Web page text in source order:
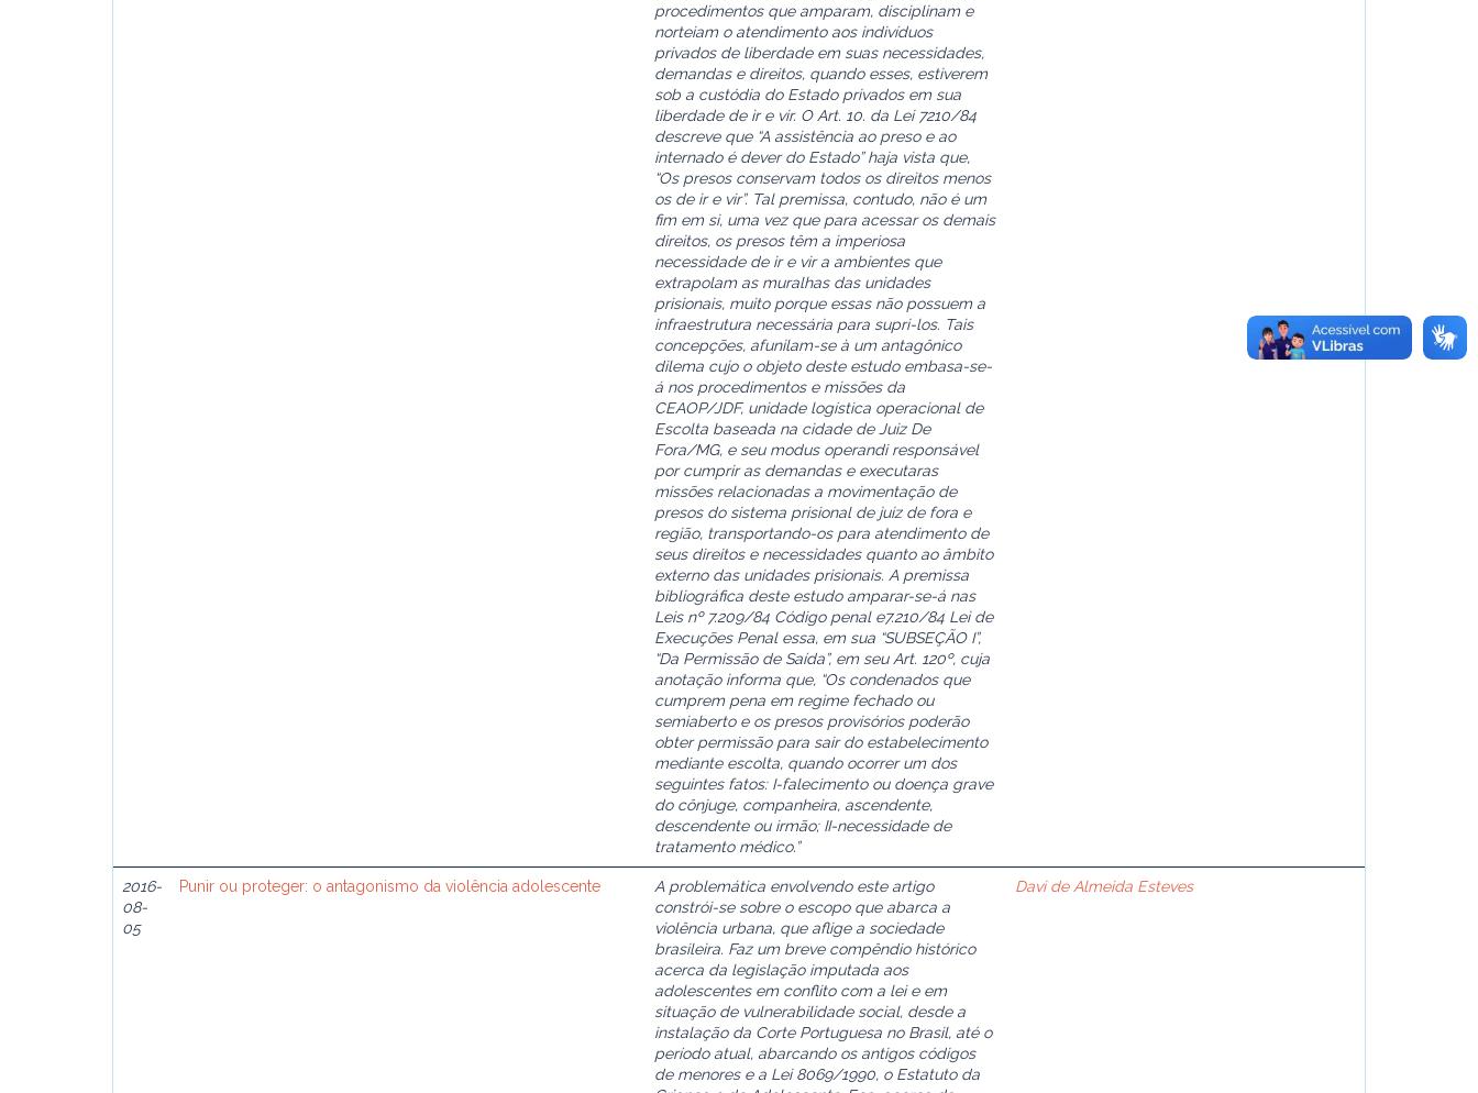
procedimentos que amparam, disciplinam e
norteiam o atendimento aos indivíduos
privados de liberdade em suas necessidades,
demandas e direitos, quando esses, estiverem
sob a custódia do Estado privados em sua
liberdade de ir e vir. O Art. 10. da Lei 7210/84
descreve que “A assistência ao preso e ao
internado é dever do Estado” haja vista que,
“Os presos conservam todos os direitos menos
os de ir e vir”. Tal premissa, contudo, não é um
fim em si, uma vez que para acessar os demais
direitos, os presos têm a imperiosa
necessidade de ir e vir a ambientes que
extrapolam as muralhas das unidades
prisionais, muito porque essas não possuem a
infraestrutura necessária para supri-los. Tais
concepções, afunilam-se à um antagônico
dilema cujo o objeto deste estudo embasa-se-
á nos procedimentos e missões da
CEAOP/JDF, unidade logística operacional de
Escolta baseada na cidade de Juiz De
Fora/MG, e seu modus operandi responsável
por cumprir as demandas e executaras
missões relacionadas a movimentação de
presos do sistema prisional de juiz de fora e
região, transportando-os para atendimento de
seus direitos e necessidades quanto ao âmbito
externo das unidades prisionais. A premissa
bibliográfica deste estudo amparar-se-á nas
Leis nº 7.209/84 Código penal e7.210/84 Lei de
Execuções Penal essa, em sua “SUBSEÇÃO I”,
“Da Permissão de Saída”, em seu Art. 120º, cuja
anotação informa que, “Os condenados que
cumprem pena em regime fechado ou
semiaberto e os presos provisórios poderão
obter permissão para sair do estabelecimento
mediante escolta, quando ocorrer um dos
seguintes fatos: I-falecimento ou doença grave
do cônjuge, companheira, ascendente,
descendente ou irmão; II-necessidade de
tratamento médico.”
2016-
08-
05
Punir ou proteger: o antagonismo da violência adolescente
A problemática envolvendo este artigo
constrói-se sobre o escopo que abarca a
violência urbana, que aflige a sociedade
brasileira. Faz um breve compêndio histórico
acerca da legislação imputada aos
adolescentes em conflito com a lei e em
situação de vulnerabilidade social, desde a
instalação da Corte Portuguesa no Brasil, até o
período atual, abarcando os antigos códigos
de menores e a Lei 8069/1990, o Estatuto da
Davi de Almeida Esteves